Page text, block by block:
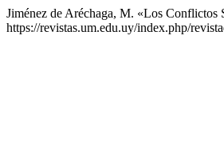
Jiménez de Aréchaga, M. «Los
https://revistas.um.edu.uy/index.php/